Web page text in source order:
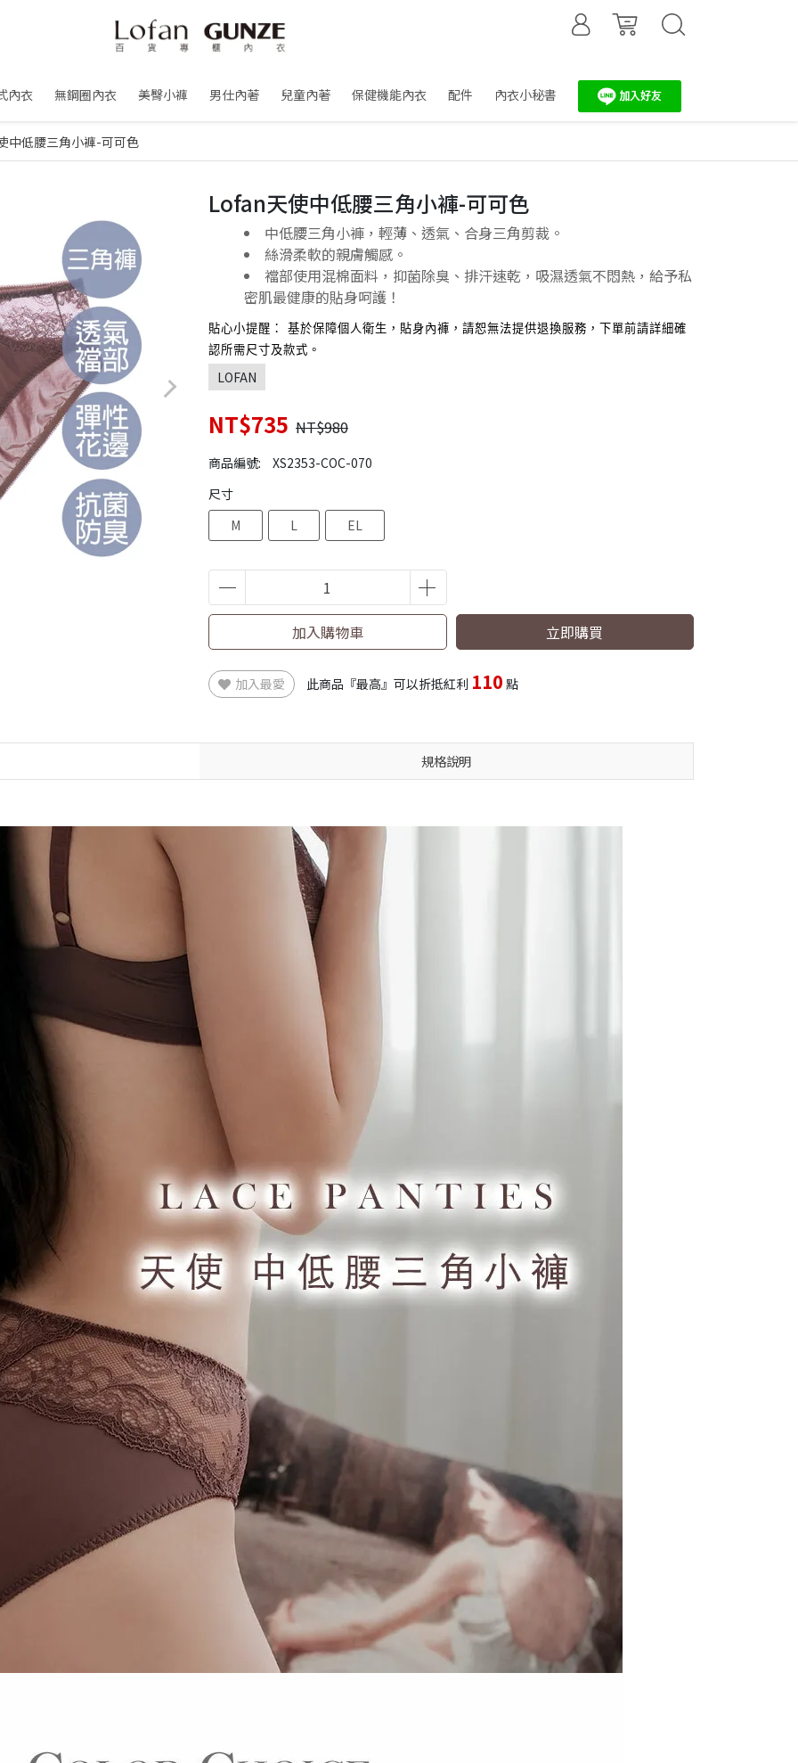
內衣 無鋼圈內衣 美臀小褲 男仕內著 兒童內著 保健機能內衣 配件 內衣小秘書
中低腰三角小褲-可可色
Lofan天使中低腰三角小褲-可可色
中低腰三角小褲，輕薄、透氣、合身三角剪裁。
絲滑柔軟的親膚觸感。
襠部使用混棉面料，抑菌除臭、排汗速乾，吸濕透氣不悶熱，給予私
密肌最健康的貼身呵護！
貼心小提醒： 基於保障個人衛生，貼身內褲，請恕無法提供退換服務，下單前請詳細確
認所需尺寸及款式。
LOFAN
NT$735 NT$980
商品編號:
XS2353-COC-070
尺寸
M
L EL
加入購物車 立即購買
加入最愛 此商品『最高』可以折抵紅利 110 點
規格說明